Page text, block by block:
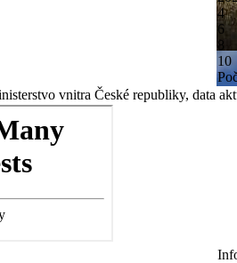
4
6
8
10
vnitra České republiky, data